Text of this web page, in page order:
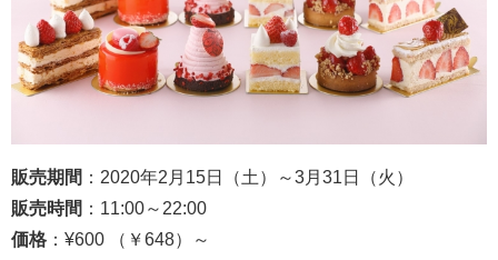
販売期間 ：2020年2月15日（土）～3月31日（火）
販売時間 ：11:00～22:00
価格 ：¥600 （￥648）～